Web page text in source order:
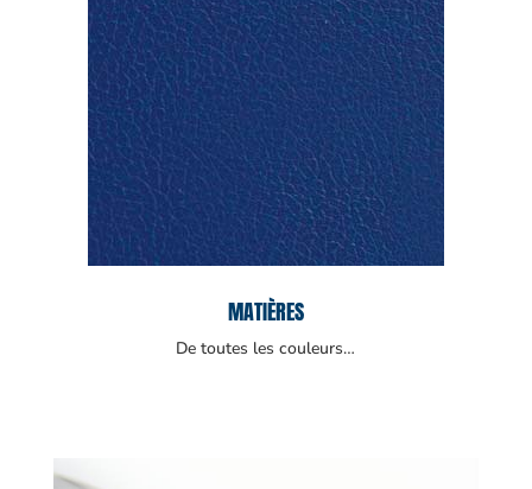
MATIÈRES
De toutes les couleurs…